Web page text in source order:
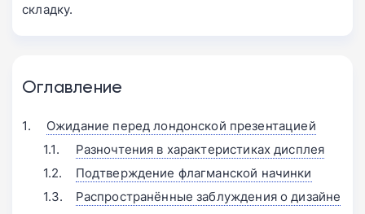
складку.
Оглавление
Ожидание перед лондонской презентацией
Разночтения в характеристиках дисплея
Подтверждение флагманской начинки
Распространённые заблуждения о дизайне